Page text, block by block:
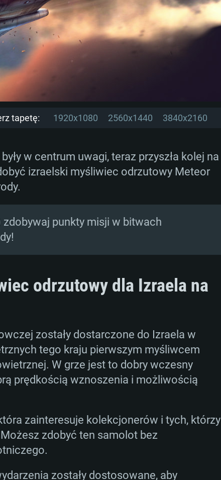
tapetę: 1920x1080 2560x1440 3840x2160
w centrum uwagi, teraz przyszła kolej na
izraelski myśliwiec odrzutowy Meteor
punkty misji w bitwach
odrzutowy dla Izraela na
zostały dostarczone do Izraela w
tego kraju pierwszym myśliwcem
W grze jest to dobry wczesny
prędkością wznoszenia i możliwością
zainteresuje kolekcjonerów i tych, którzy
zdobyć ten samolot bez
zostały dostosowane, aby